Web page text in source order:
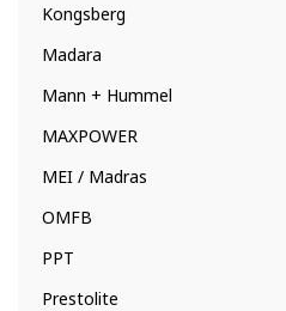
Kongsberg
Madara
Mann + Hummel
MAXPOWER
MEI / Madras
OMFB
PPT
Prestolite